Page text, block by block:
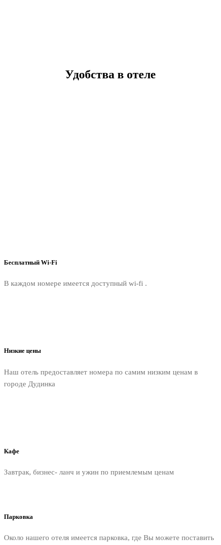
Удобства в отеле
Бесплатный Wi-Fi
В каждом номере имеется доступный wi-fi .
Низкие цены
Наш отель предоставляет номера по самим низким ценам в
городе Дудинка
Кафе
Завтрак, бизнес- ланч и ужин по приемлемым ценам
Парковка
Около нашего отеля имеется парковка, где Вы можете поставить